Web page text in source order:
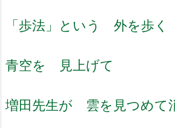
「歩法」という 外を歩
青空を 見上げて
増田先生が 雲を見つめて